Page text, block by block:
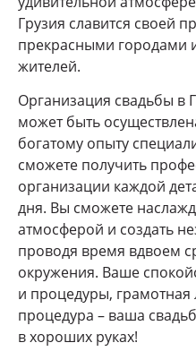
Грузия славится своей
прекрасными городами
жителей.
Организация свадьбы в
может быть
богатому опыту
сможете получить
организации каждой
дня. Вы сможете
атмосферой и создать
проводя время вдвоем
окружения. Ваше
и процедуры, грамотная
процедура – ваша
в хороших руках!